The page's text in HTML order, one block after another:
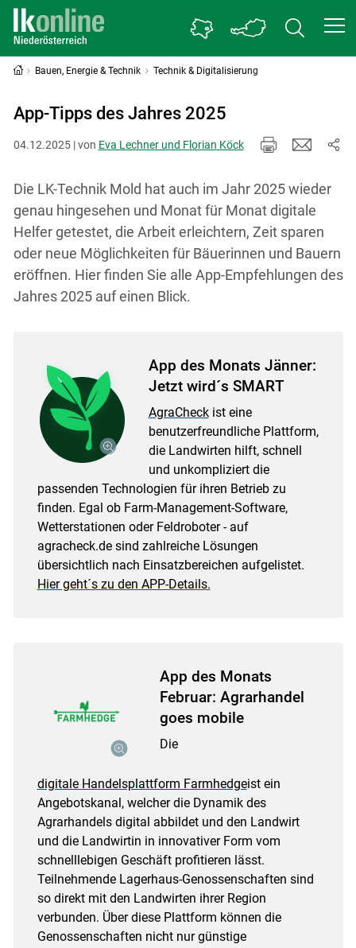
Bauen, Energie & Technik Technik & Digitalisierung
App-Tipps des Jahres 2025
04.12.2025 | von Eva Lechner und Florian Köck
Die LK-Technik Mold hat auch im Jahr 2025 wieder
genau hingesehen und Monat für Monat digitale
Helfer getestet, die Arbeit erleichtern, Zeit sparen
oder neue Möglichkeiten für Bäuerinnen und Bauern
eröffnen. Hier finden Sie alle App-Empfehlungen des
Jahres 2025 auf einen Blick.
App des Monats Jänner:
Jetzt wird´s SMART
AgraCheckist eine
benutzerfreundliche Plattform,
die Landwirten hilft, schnell
und unkompliziert die
passenden Technologien für ihren Betrieb zu
finden. Egal ob Farm-Management-Software,
Wetterstationen oder Feldroboter - auf
agracheck.de sind zahlreiche Lösungen
übersichtlich nach Einsatzbereichen aufgelistet.
Hier geht´s zu den APP-Details.
App des Monats
Februar: Agrarhandel
goes mobile
Die
digitale Handelsplattform Farmhedgeist ein
Angebotskanal, welcher die Dynamik des
Agrarhandels digital abbildet und den Landwirt
und die Landwirtin in innovativer Form vom
schnelllebigen Geschäft profitieren lässt.
Teilnehmende Lagerhaus-Genossenschaften sind
so direkt mit den Landwirten ihrer Region
verbunden. Über diese Plattform können die
Genossenschaften nicht nur günstige